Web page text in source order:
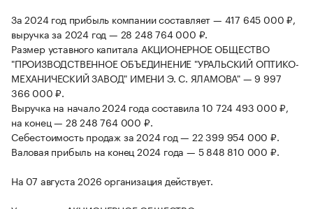
За 2024 год прибыль компании составляет — 417 645 000 ₽,
выручка за 2024 год — 28 248 764 000 ₽.
Размер уставного капитала АКЦИОНЕРНОЕ ОБЩЕСТВО
"ПРОИЗВОДСТВЕННОЕ ОБЪЕДИНЕНИЕ "УРАЛЬСКИЙ ОПТИКО-
МЕХАНИЧЕСКИЙ ЗАВОД" ИМЕНИ Э. С. ЯЛАМОВА" — 9 997
366 000 ₽.
Выручка на начало 2024 года составила 10 724 493 000 ₽,
на конец — 28 248 764 000 ₽.
Себестоимость продаж за 2024 год — 22 399 954 000 ₽.
Валовая прибыль на конец 2024 года — 5 848 810 000 ₽.
На 07 августа 2026 организация действует.